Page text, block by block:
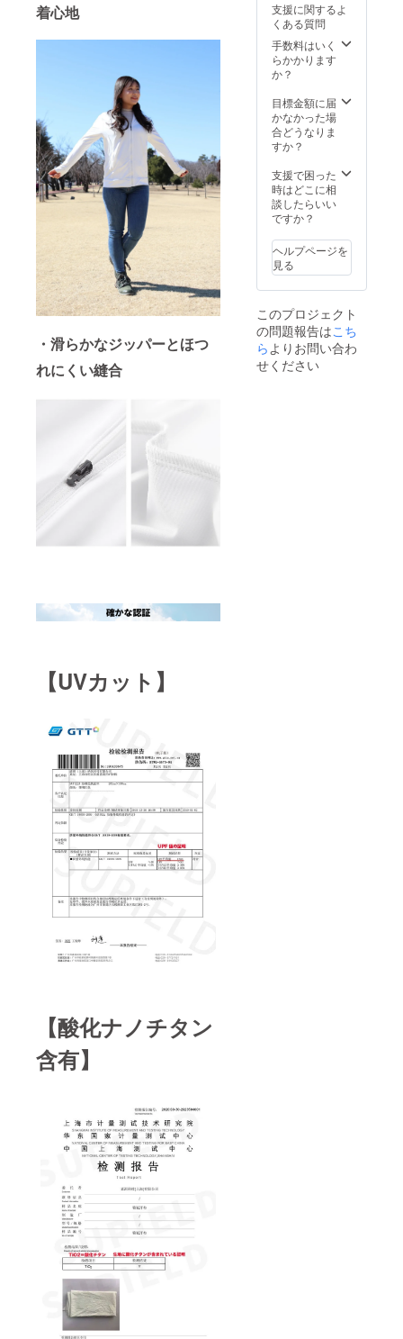
着心地
・滑らかなジッパーとほつ
れにくい縫合
【UVカット】
【酸化ナノチタン
含有】
れが出
る可能
性がご
ざいま
支援に関するよ
くある質問
手数料はいく
らかかります
か？
目標金額に届
かなかった場
合どうなりま
すか？
支援で困った
時はどこに相
談したらいい
ですか？
ヘルプページを
見る
このプロジェクト
の問題報告はこち
らよりお問い合わ
せください